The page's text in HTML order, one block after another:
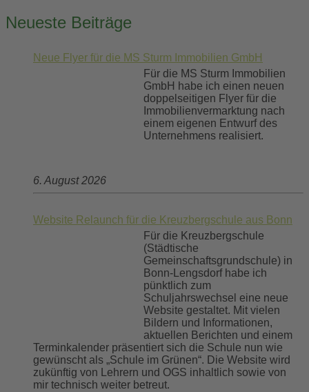
Neueste Beiträge
Neue Flyer für die MS Sturm Immobilien GmbH
Für die MS Sturm Immobilien
GmbH habe ich einen neuen
doppelseitigen Flyer für die
Immobilienvermarktung nach
einem eigenen Entwurf des
Unternehmens realisiert.
6. August 2026
Website Relaunch für die Kreuzbergschule aus Bonn
Für die Kreuzbergschule
(Städtische
Gemeinschaftsgrundschule) in
Bonn-Lengsdorf habe ich
pünktlich zum
Schuljahrswechsel eine neue
Website gestaltet. Mit vielen
Bildern und Informationen,
aktuellen Berichten und einem
Terminkalender präsentiert sich die Schule nun wie
gewünscht als „Schule im Grünen“. Die Website wird
zukünftig von Lehrern und OGS inhaltlich sowie von
mir technisch weiter betreut.